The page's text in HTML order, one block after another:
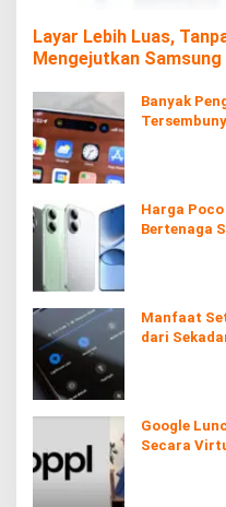
Layar Lebih Luas,
Mengejutkan Samsung
Banyak
Harga
Bertenaga
Manfaat
dari
Google
Secara